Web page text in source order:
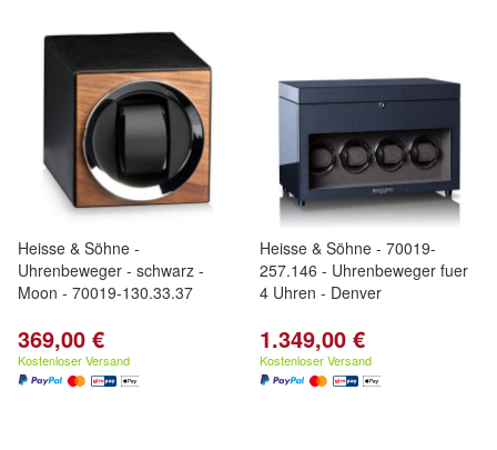
Heisse & Söhne -
Uhrenbeweger - schwarz -
Moon - 70019-130.33.37
369,00 €
Kostenloser Versand
Heisse & Söhne - 70019-
257.146 - Uhrenbeweger fuer
4 Uhren - Denver
1.349,00 €
Kostenloser Versand